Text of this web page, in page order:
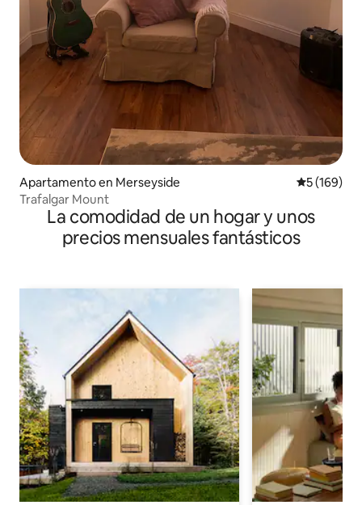
Apartamento en Merseyside
5 (169)
Trafalgar Mount
La comodidad de un hogar y unos
precios mensuales fantásticos